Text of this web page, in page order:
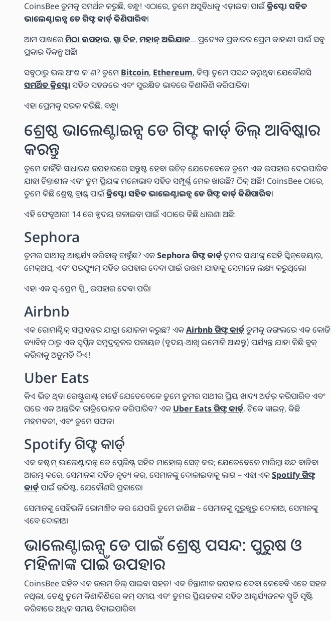
CoinsBee ତୁମକୁ ସମର୍ଥନ କରୁଛି, ବନ୍ଧୁ! ଏଠାରେ, ତୁମେ ଅସୁବିଧାକୁ ଏଡ଼ାଇବା ପାଇଁକ୍ରିପ୍ଟୋ ସହିତ
ଭାଲେଣ୍ଟାଇନ୍ସ ଡେ ଗିଫ୍ଟ କାର୍ଡ୍ କିଣିପାରିବ।
ଆମ ପାଖରେମିଠା ଉପହାର, ସ୍ପା ଦିନ, ମହାନ୍ ଅଭିଯାନ… ପ୍ରତ୍ୟେକ ପ୍ରକାରର ପ୍ରେମ କାହାଣୀ ପାଇଁ ସବୁ
ପ୍ରକାର ବିକଳ୍ପ ଅଛି।
ସବୁଠାରୁ ଭଲ ଅଂଶ କ'ଣ? ତୁମେ Bitcoin, Ethereum, କିମ୍ବା ତୁମେ ପସନ୍ଦ କରୁଥିବା ଯେକୌଣସି
ସମର୍ଥିତ କ୍ରିପ୍ଟୋ ସହିତ ସହଜରେ ଏବଂ ସୁରକ୍ଷିତ ଭାବରେ କିଣାକିଣି କରିପାରିବ।
ଏହା ପ୍ରେମକୁ ସରଳ କରିଛି, ବନ୍ଧୁ।
ଶ୍ରେଷ୍ଠ ଭାଲେଣ୍ଟାଇନ୍ସ ଡେ ଗିଫ୍ଟ କାର୍ଡ୍ ଡିଲ୍ ଆବିଷ୍କାର
କରନ୍ତୁ
ତୁମେ କାହିଁକି ସାଧାରଣ ଉପହାରରେ ସନ୍ତୁଷ୍ଟ ହେବା ଉଚିତ୍ ଯେତେବେଳେ ତୁମେ ଏକ ଉପହାର ଦେଇପାରିବ
ଯାହା ଚିନ୍ତାଶୀଳ ଏବଂ ତୁମ ପ୍ରିୟଙ୍କ ମନୋଭାବ ସହିତ ସମ୍ପୂର୍ଣ୍ଣ ମେଳ ଖାଉଛି? ଠିକ୍ ଅଛି! CoinsBee ଠାରେ,
ତୁମେ କିଛି ଶ୍ରେଷ୍ଠ ବ୍ରାଣ୍ଡ୍ ପାଇଁକ୍ରିପ୍ଟୋ ସହିତ ଭାଲେଣ୍ଟାଇନ୍ସ ଡେ ଗିଫ୍ଟ କାର୍ଡ୍ କିଣିପାରିବ।
ଏହି ଫେବୃଆରୀ 14 ରେ ହୃଦୟ ଗଳାଇବା ପାଇଁ ଏଠାରେ କିଛି ଧାରଣା ଅଛି:
Sephora
ତୁମର ସାଥୀକୁ ଆଶ୍ଚର୍ଯ୍ୟ କରିବାକୁ ଚାହୁଁଛ? ଏକSephora ଗିଫ୍ଟ କାର୍ଡ୍ତୁମର ସାଥୀଙ୍କୁ ସେହି ସ୍କିନ୍‌କେୟାର୍,
ମେକ୍ଅପ୍, ଏବଂ ପରଫ୍ୟୁମ୍ ସହିତ ଉପହାର ଦେବା ପାଇଁ ଉତ୍ତମ ଯାହାକୁ ସେମାନେ ଲକ୍ଷ୍ୟ କରୁଥିଲେ।
ଏହା ଏକ ସ୍ୱ-ପ୍ରେମ ସ୍ପ୍ରି ଉପହାର ଦେବା ପରି।
Airbnb
ଏକ ରୋମାଣ୍ଟିକ୍ ସପ୍ତାହନ୍ତର ଯାତ୍ରା ଯୋଜନା କରୁଛ? ଏକAirbnb ଗିଫ୍ଟ କାର୍ଡ୍ତୁମକୁ ଜଙ୍ଗଲରେ ଏକ କୋଜି
କ୍ୟାବିନ୍ ଠାରୁ ଏକ ସ୍ୱପ୍ନିଳ ସମୁଦ୍ରକୂଳର ପଳାୟନ (ହୃଦୟ-ଆଖି ଇମୋଜି ଆଣନ୍ତୁ) ପର୍ଯ୍ୟନ୍ତ ଯାହା କିଛି ବୁକ୍
କରିବାକୁ ଅନୁମତି ଦିଏ!
Uber Eats
କିଏ ଭିଡ଼ ଥିବା ରେଷ୍ଟୁରାଣ୍ଟ୍ ଚାହେଁ ଯେତେବେଳେ ତୁମେ ତୁମର ସାଥୀର ପ୍ରିୟ ଖାଦ୍ୟ ଅର୍ଡର୍ କରିପାରିବ ଏବଂ
ଘରେ ଏକ ଆନ୍ତରିକ ରାତ୍ରିଭୋଜନ କରିପାରିବ? ଏକ Uber Eats ଗିଫ୍ଟ କାର୍ଡ୍, ଟିକେ ୱାଇନ୍, କିଛି
ମହମବତୀ, ଏବଂ ତୁମେ ସଫଳ।
Spotify ଗିଫ୍ଟ କାର୍ଡ୍
ଏକ କଷ୍ଟମ୍ ଭାଲେଣ୍ଟାଇନ୍ସ ଡେ ପ୍ଲେଲିଷ୍ଟ୍ ସହିତ ମାହୋଲ୍ ସେଟ୍ କର; ଯେତେବେଳେ ମାରିମ୍ବା ଛନ୍ଦ ବାଜିବା
ଆରମ୍ଭ କରେ, ସେମାନଙ୍କ ସହିତ ନୃତ୍ୟ କର, ସେମାନଙ୍କୁ ଦୋଳାଇବାକୁ ଲାଗ – ଏହା ଏକSpotify ଗିଫ୍ଟ
କାର୍ଡ୍ପାଇଁ ଉଦ୍ଦିଷ୍ଟ, ଯେକୌଣସି ପ୍ରକାରେ।
ସେମାନଙ୍କୁ ସେହିଭଳି ରୋମାଞ୍ଚିତ କର ଯେପରି ତୁମେ ଜାଣିଛ – ସେମାନଙ୍କୁ ସୁରୁଖୁରୁ ଦୋଳାଅ, ସେମାନଙ୍କୁ
ଏବେ ଦୋଳାଅ।
ଭାଲେଣ୍ଟାଇନ୍ସ ଡେ ପାଇଁ ଶ୍ରେଷ୍ଠ ପସନ୍ଦ: ପୁରୁଷ ଓ
ମହିଳାଙ୍କ ପାଇଁ ଉପହାର
CoinsBee ସହିତ ଏକ ଉତ୍ତମ ଡିଲ୍ ପାଇବା ସହଜ! ଏକ ଚିନ୍ତାଶୀଳ ଉପହାର ଦେବା କେବେବି ଏତେ ସହଜ
ନଥିଲା, ତେଣୁ ତୁମେ କିଣାକିଣିରେ କମ୍ ସମୟ ଏବଂ ତୁମର ପ୍ରିୟଜନଙ୍କ ସହିତ ଆଶ୍ଚର୍ଯ୍ୟଜନକ ସ୍ମୃତି ସୃଷ୍ଟି
କରିବାରେ ଅଧିକ ସମୟ ବିତାଇପାରିବ।